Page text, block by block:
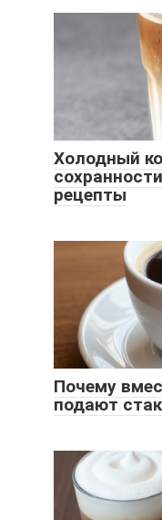
Холодный
рецепты
Почему
подают